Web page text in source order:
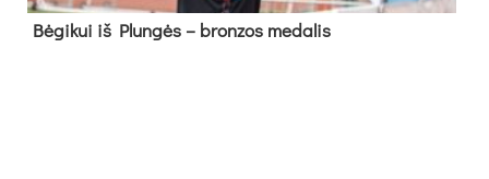
Bė­gi­kui iš Plun­gės – bron­zos me­da­lis